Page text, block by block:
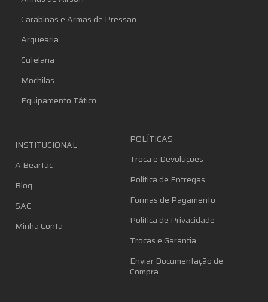
Carabinas e Armas de Pressão
Arquearia
Cutelaria
Mochilas
Equipamento Tático
INSTITUCIONAL
A Beartac
Blog
SAC
Minha Conta
POLÍTICAS
Troca e Devoluções
Política de Entregas
Formas de Pagamento
Política de Privacidade
Trocas e Garantia
Enviar Documentação de
Compra